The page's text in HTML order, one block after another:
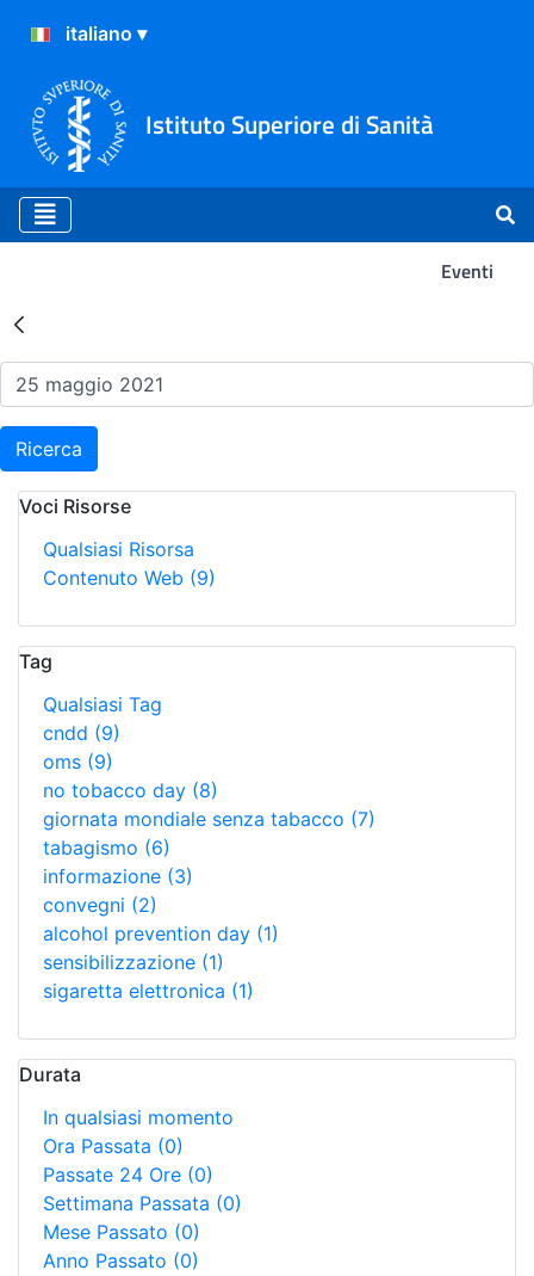
Istituto Superiore di Sanità
Eventi
Risultati della Ricerca -
Ricerca
Voci Risorse
Qualsiasi Risorsa
Contenuto Web (9)
Tag
Qualsiasi Tag
cndd (9)
oms (9)
no tobacco day (8)
giornata mondiale senza tabacco (7)
tabagismo (6)
informazione (3)
convegni (2)
alcohol prevention day (1)
sensibilizzazione (1)
sigaretta elettronica (1)
Durata
In qualsiasi momento
Ora Passata (0)
Passate 24 Ore (0)
Settimana Passata (0)
Mese Passato (0)
Anno Passato (0)